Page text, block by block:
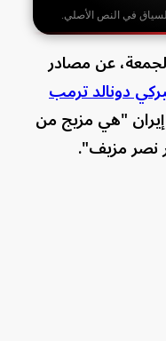
في النص الأصلي.
عن مصادر
دونالد ترمب
"هي مزيج من
نصر مزيف".